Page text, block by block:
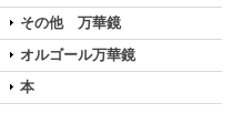
その他 万華鏡
オルゴール万華鏡
本